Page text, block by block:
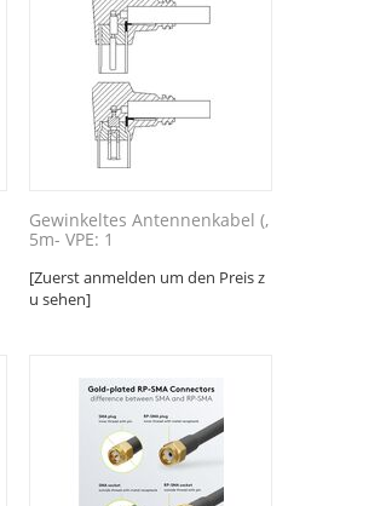
Gewinkeltes Antennenkabel (,
5m- VPE: 1
[Zuerst anmelden um den Preis z
u sehen]